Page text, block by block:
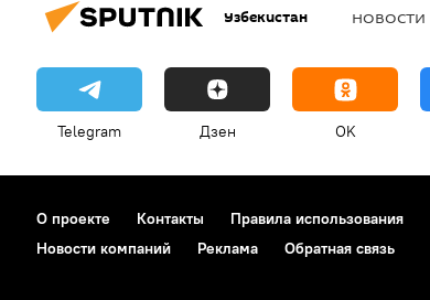
Узбекистан НОВОСТИ
Telegram Дзен OK
О проекте Контакты Правила использования
Новости компаний
Реклама Обратная связь